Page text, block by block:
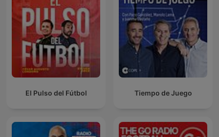
El Pulso del Fútbol Tiempo de Juego